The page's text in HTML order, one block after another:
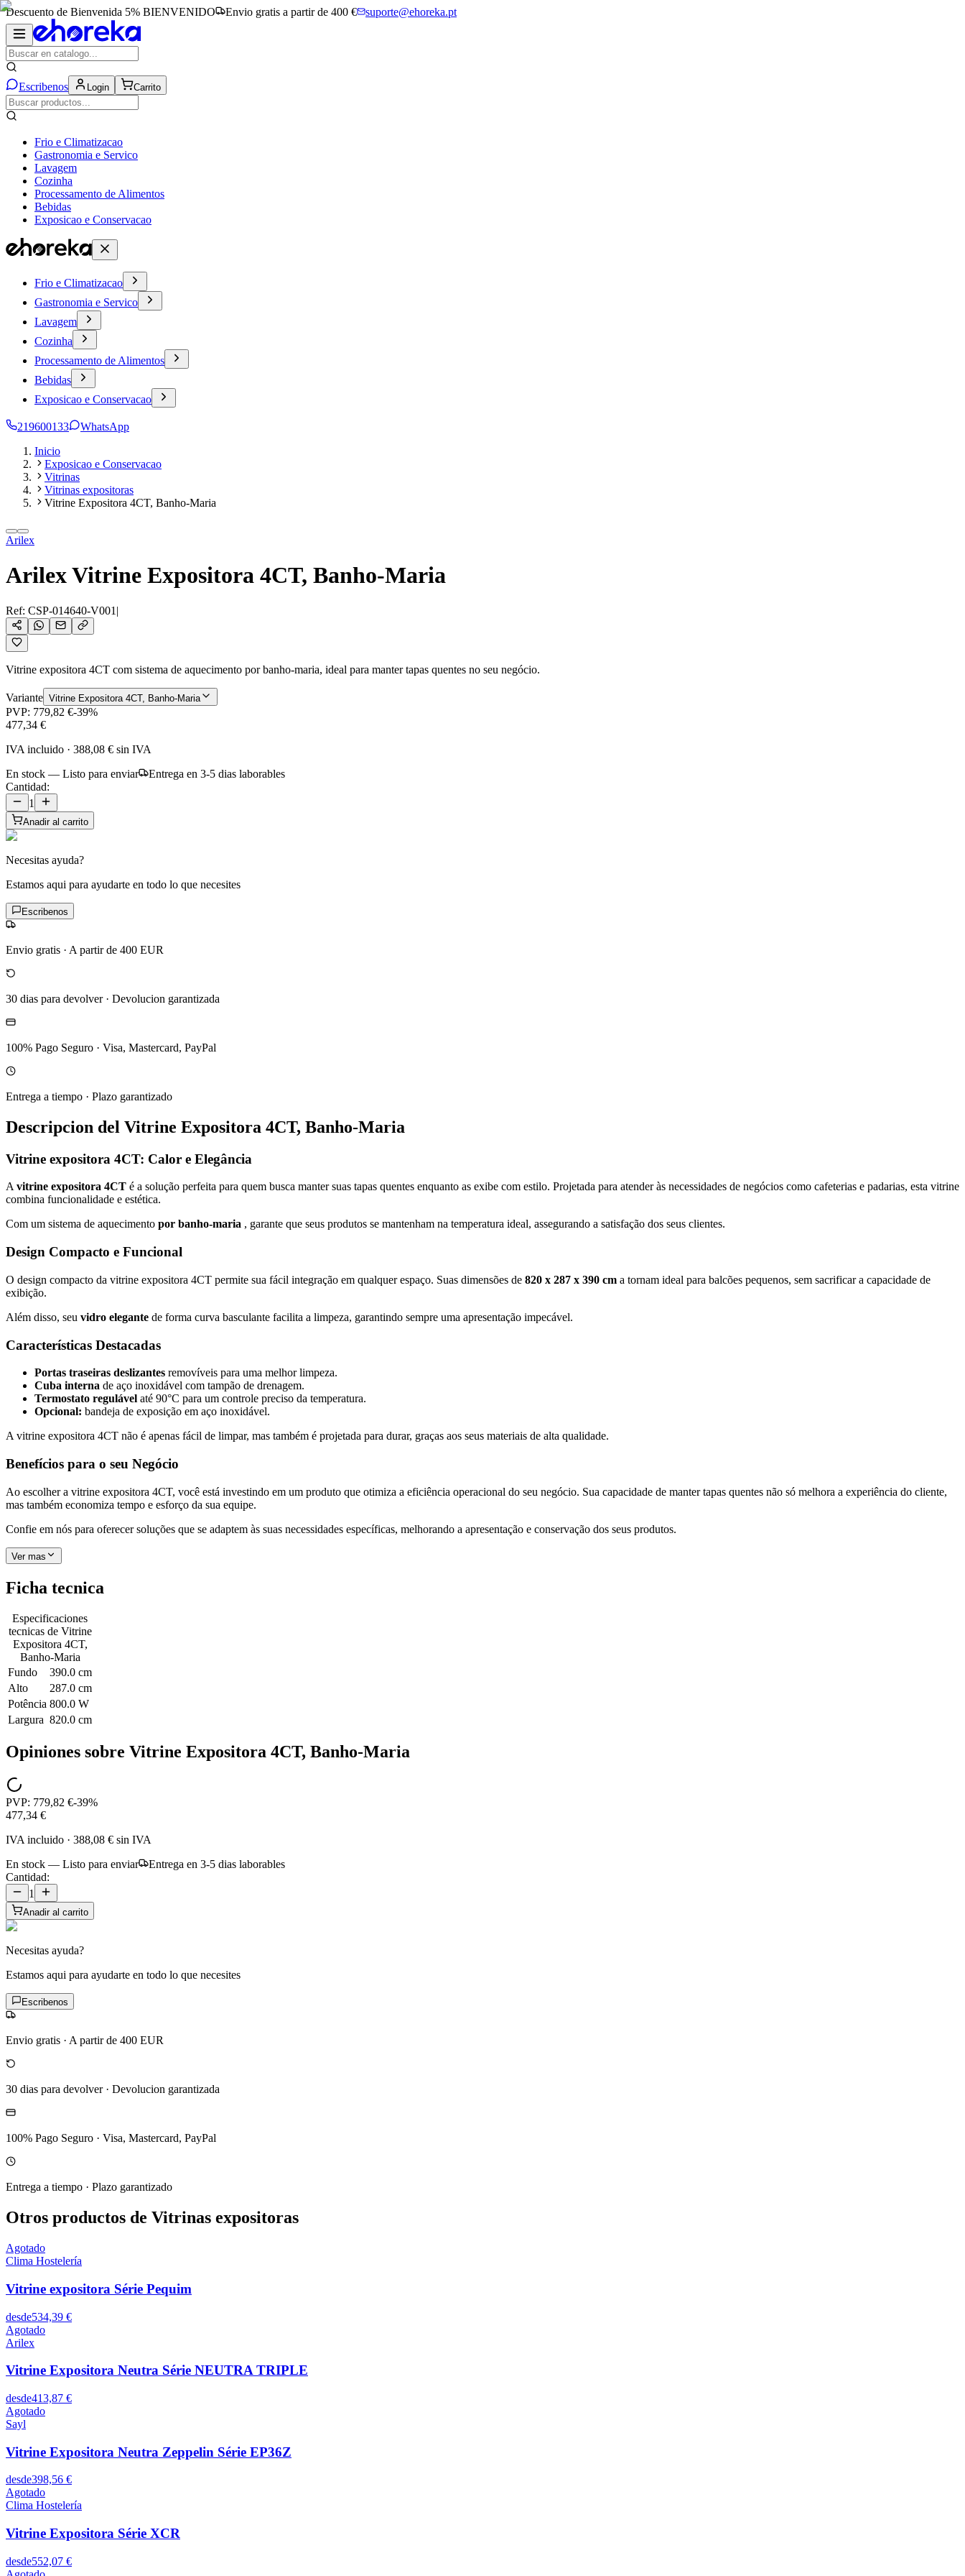
Descuento de Bienvenida 5% BIENVENIDO Envio gratis a partir de 400 € suporte@ehoreka.pt
Escribenos Login Carrito
Frio e Climatizacao
Gastronomia e Servico
Lavagem
Cozinha
Processamento de Alimentos
Bebidas
Exposicao e Conservacao
Frio e Climatizacao
Gastronomia e Servico
Lavagem
Cozinha
Processamento de Alimentos
Bebidas
Exposicao e Conservacao
219600133
WhatsApp
Inicio
Exposicao e Conservacao
Vitrinas
Vitrinas expositoras
Vitrine Expositora 4CT, Banho-Maria
Arilex
Arilex Vitrine Expositora 4CT, Banho-Maria
Ref: CSP-014640-V001 |
Vitrine expositora 4CT com sistema de aquecimento por banho-maria, ideal para manter tapas quentes no seu negócio.
Variante Vitrine Expositora 4CT, Banho-Maria
PVP: 779,82 €-39%
477,34 €
IVA incluido · 388,08 € sin IVA
En stock — Listo para enviar
Entrega en 3-5 dias laborables
Cantidad:
1
Anadir al carrito
Necesitas ayuda?
Estamos aqui para ayudarte en todo lo que necesites
Escribenos
Envio gratis · A partir de 400 EUR
30 dias para devolver· Devolucion garantizada
100% Pago Seguro · Visa, Mastercard, PayPal
Entrega a tiempo · Plazo garantizado
Descripcion del Vitrine Expositora 4CT, Banho-Maria
Vitrine expositora 4CT: Calor e Elegância
Avitrine expositora 4CT é a solução perfeita para quem busca manter suas tapas quentes enquanto as exibe com estilo. Projetada para atender às necessidades de negócios como cafeterias e padarias, esta vitrine
combina funcionalidade e estética.
Com um sistema de aquecimento por banho-maria , garante que seus produtos se mantenham na temperatura ideal, assegurando a satisfação dos seus clientes.
Design Compacto e Funcional
O design compacto da vitrine expositora 4CT permite sua fácil integração em qualquer espaço. Suas dimensões de 820 x 287 x 390 cm a tornam ideal para balcões pequenos, sem sacrificar a capacidade de
exibição.
Além disso, seu vidro elegante de forma curva basculante facilita a limpeza, garantindo sempre uma apresentação impecável.
Características Destacadas
Portas traseiras deslizantes removíveis para uma melhor limpeza.
Cuba interna de aço inoxidável com tampão de drenagem.
Termostato regulável até 90°C para um controle preciso da temperatura.
Opcional: bandeja de exposição em aço inoxidável.
A vitrine expositora 4CT não é apenas fácil de limpar, mas também é projetada para durar, graças aos seus materiais de alta qualidade.
Benefícios para o seu Negócio
Ao escolher a vitrine expositora 4CT, você está investindo em um produto que otimiza a eficiência operacional do seu negócio. Sua capacidade de manter tapas quentes não só melhora a experiência do cliente,
mas também economiza tempo e esforço da sua equipe.
Confie em nós para oferecer soluções que se adaptem às suas necessidades específicas, melhorando a apresentação e conservação dos seus produtos.
Ver mas
Ficha tecnica
Especificaciones
tecnicas de Vitrine
Expositora 4CT,
Banho-Maria
Fundo
390.0 cm
Alto
287.0 cm
Potência 800.0 W
Largura 820.0 cm
Opiniones sobre Vitrine Expositora 4CT, Banho-Maria
PVP: 779,82 €-39%
477,34 €
IVA incluido · 388,08 € sin IVA
En stock — Listo para enviar
Entrega en 3-5 dias laborables
Cantidad:
1
Anadir al carrito
Necesitas ayuda?
Estamos aqui para ayudarte en todo lo que necesites
Escribenos
Envio gratis · A partir de 400 EUR
30 dias para devolver· Devolucion garantizada
100% Pago Seguro · Visa, Mastercard, PayPal
Entrega a tiempo · Plazo garantizado
Otros productos de Vitrinas expositoras
Agotado
Clima Hostelería
Vitrine expositora Série Pequim
desde534,39 €
Agotado
Arilex
Vitrine Expositora Neutra Série NEUTRA TRIPLE
desde413,87 €
Agotado
Sayl
Vitrine Expositora Neutra Zeppelin Série EP36Z
desde398,56 €
Agotado
Clima Hostelería
Vitrine Expositora Série XCR
desde552,07 €